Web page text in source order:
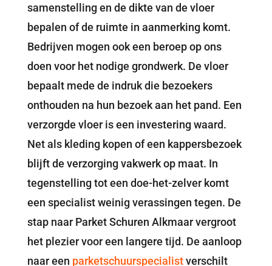
samenstelling en de dikte van de vloer
bepalen of de ruimte in aanmerking komt.
Bedrijven mogen ook een beroep op ons
doen voor het nodige grondwerk. De vloer
bepaalt mede de indruk die bezoekers
onthouden na hun bezoek aan het pand. Een
verzorgde vloer is een investering waard.
Net als kleding kopen of een kappersbezoek
blijft de verzorging vakwerk op maat. In
tegenstelling tot een doe-het-zelver komt
een specialist weinig verassingen tegen. De
stap naar Parket Schuren Alkmaar vergroot
het plezier voor een langere tijd. De aanloop
naar een parketschuurspecialistverschilt